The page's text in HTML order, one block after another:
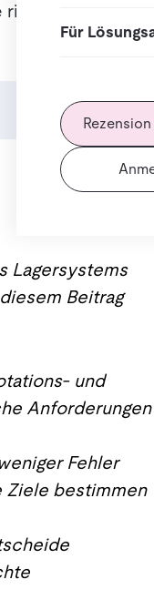
Für
Strategie
Lagersystems
Beitrag
und
Anforderungen
Fehler
Ziele bestimmen